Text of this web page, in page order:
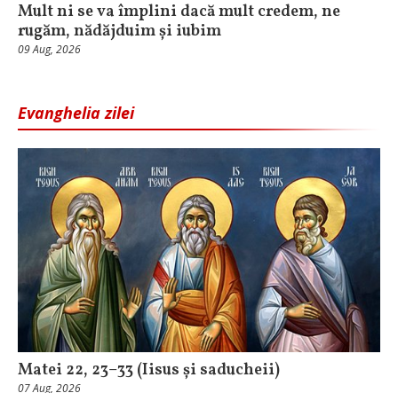
Mult ni se va împlini dacă mult credem, ne
rugăm, nădăjduim și iubim
09 Aug, 2026
Evanghelia zilei
Matei 22, 23–33 (Iisus și saducheii)
07 Aug, 2026